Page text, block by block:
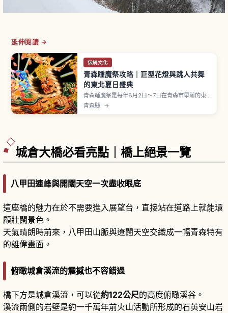
延伸閱讀 →
伝統文化
青森睡魔祭攻略｜巨型花燈與跳人共舞
的東北夏日盛典
青森睡魔祭是每年8月2日〜7日在青森市舉辦的東
北三大祭之一，被指定為國家重要無形民俗文化
青森縣 →
城倉大橋必看亮點｜橋上絕景一覽
八甲田連峰與開闊天空一次盡收眼底
這座橋的魅力在於不需要進入展望台，直接站在道路上就能環
顧壯闊景色。
天氣晴朗時前來，八甲田山脈與遼闊天空交織成一幅青森特有
的雄偉畫面。
俯瞰城倉溪流的震撼也不容錯過
橋下方是城倉溪流，可以從約122公尺的高度俯瞰溪谷。
溪流兩側的岩壁是約一千萬年前火山活動所形成的石英安山岩